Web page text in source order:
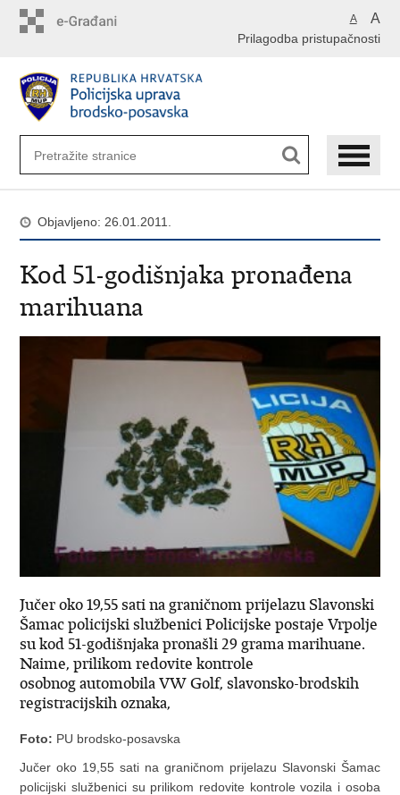
A A
Prilagodba pristupačnosti
Objavljeno: 26.01.2011.
Kod 51-godišnjaka pronađena
marihuana
Jučer oko 19,55 sati na graničnom prijelazu Slavonski
Šamac policijski službenici Policijske postaje Vrpolje
su kod 51-godišnjaka pronašli 29 grama marihuane.
Naime, prilikom redovite kontrole
osobnog automobila VW Golf, slavonsko-brodskih
registracijskih oznaka,
Foto: PU brodsko-posavska
Jučer oko 19,55 sati na graničnom prijelazu Slavonski Šamac
policijski službenici su prilikom redovite kontrole vozila i osoba